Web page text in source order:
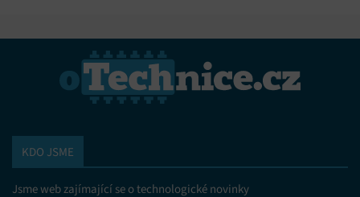
KDO JSME
Jsme web zajímající se o technologické novinky